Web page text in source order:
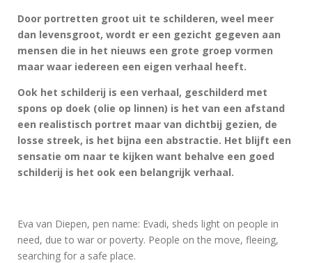
Door portretten groot uit te schilderen, weel meer
dan levensgroot, wordt er een gezicht gegeven aan
mensen die in het nieuws een grote groep vormen
maar waar iedereen een eigen verhaal heeft.
Ook het schilderij is een verhaal, geschilderd met
spons op doek (olie op linnen) is het van een afstand
een realistisch portret maar van dichtbij gezien, de
losse streek, is het bijna een abstractie. Het blijft een
sensatie om naar te kijken want behalve een goed
schilderij is het ook een belangrijk verhaal.
Eva van Diepen, pen name: Evadi, sheds light on people in
need, due to war or poverty. People on the move, fleeing,
searching for a safe place.